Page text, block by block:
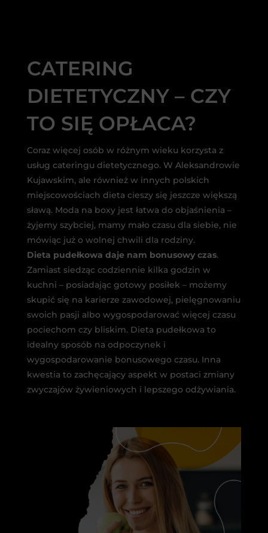
CATERING
DIETETYCZNY – CZY
TO SIĘ OPŁACA?
Coraz więcej osób w różnym wieku korzysta z
usług cateringu dietetycznego. W Aleksandrowie
Kujawskim, ale również w innych polskich
miejscowościach dieta cieszy się jeszcze większą
sławą. Moda na boxy jest łatwa do objaśnienia –
żyjemy szybciej, mamy mało czasu dla siebie, nie
mówiąc już o wolnej chwili dla rodziny.
Dieta pudełkowa daje nam bonusowy czas.
Zamiast siedząc codziennie kilka godzin w
kuchni – posiadając gotowy posiłek – możemy
skupić się na karierze zawodowej, pielęgnowaniu
swoich pasji albo wygospodarować więcej czasu
pociechom czy bliskim. Dieta pudełkowa to
idealny sposób na odpoczynek i
wygospodarowanie bonusowego czasu. Inna
kwestia to zachęcający aspekt w postaci zmiany
zwyczajów żywieniowych i lepszego odżywiania.